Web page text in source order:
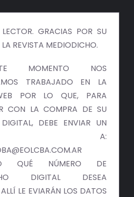
JORNADAS
MEDIODICHO
ACTUALIDAD
GRACIAS POR SU
LA REVISTA MEDIODICHO.
MOMENTO NOS
TRABAJADO EN LA
POR LO QUE, PARA
CON LA COMPRA DE SU
DIGITAL, DEBE ENVIAR UN
A:
QUÉ NÚMERO DE
DIGITAL DESEA
LE EVIARÁN LOS DATOS